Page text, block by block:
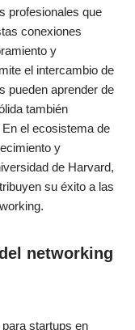
profesionales que
conexiones
y
el intercambio de
pueden aprender de
también
el ecosistema de
y
de Harvard,
su éxito a las
networking
startups en